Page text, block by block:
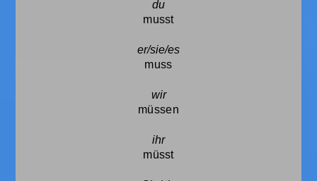
musst
muss
müssen
müsst